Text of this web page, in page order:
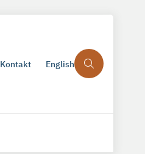
Kontakt English